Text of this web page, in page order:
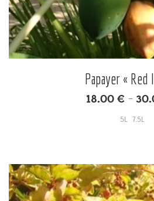
Papayer « Red
18.00 € –
5L 7.5L